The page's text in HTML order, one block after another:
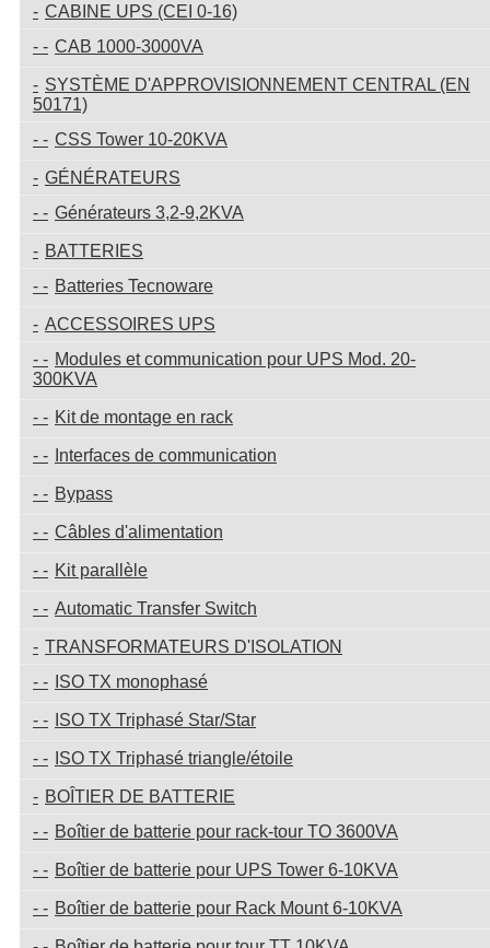
CABINE UPS (CEI 0-16)
CAB 1000-3000VA
SYSTÈME D'APPROVISIONNEMENT CENTRAL (EN
50171)
CSS Tower 10-20KVA
GÉNÉRATEURS
Générateurs 3,2-9,2KVA
BATTERIES
Batteries Tecnoware
ACCESSOIRES UPS
Modules et communication pour UPS Mod. 20-
300KVA
Kit de montage en rack
Interfaces de communication
Bypass
Câbles d'alimentation
Kit parallèle
Automatic Transfer Switch
TRANSFORMATEURS D'ISOLATION
ISO TX monophasé
ISO TX Triphasé Star/Star
ISO TX Triphasé triangle/étoile
BOÎTIER DE BATTERIE
Boîtier de batterie pour rack-tour TO 3600VA
Boîtier de batterie pour UPS Tower 6-10KVA
Boîtier de batterie pour Rack Mount 6-10KVA